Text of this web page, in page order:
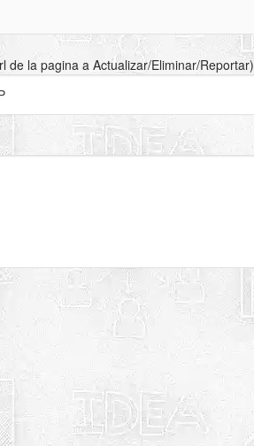
de la pagina a Actualizar/Eliminar/Reportar)